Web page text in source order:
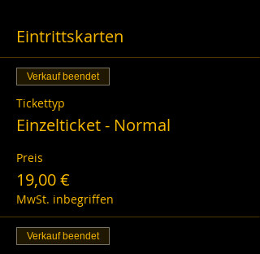
Eintrittskarten
Verkauf beendet
Tickettyp
Einzelticket - Normal
Preis
19,00 €
MwSt. inbegriffen
Verkauf beendet